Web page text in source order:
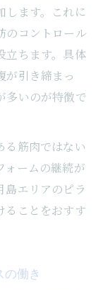
します。これに
のコントロール
立ちます。具体
が引き締まっ
多いのが特徴で
る筋肉ではない
ォームの継続が
島エリアのピラ
ることをおすす
働き